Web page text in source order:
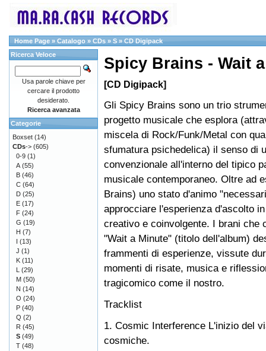
Home Page » Catalogo » CDs » S » CD Digipack
Spicy Brains - Wait
[CD Digipack]
Gli Spicy Brains sono un trio
progetto musicale che esplora
miscela di Rock/Funk/Metal con
sfumatura psichedelica) il senso di
convenzionale all'interno del tipico
musicale contemporaneo. Oltre ad
Brains) uno stato d'animo
approcciare l'esperienza d'ascolto
creativo e coinvolgente. I brani che
"Wait a Minute" (titolo dell'album)
frammenti di esperienze, vissute
momenti di risate, musica e
tragicomico come il nostro.
Tracklist
1. Cosmic Interference L'inizio del
cosmiche.
Ricerca Veloce
Usa parole chiave per
cercare il prodotto
desiderato.
Ricerca avanzata
Categorie
Boxset (14)
CDs-> (605)
0-9 (1)
A (55)
B (46)
C (64)
D (25)
E (17)
F (24)
G (19)
H (7)
I (13)
J (1)
K (11)
L (29)
M (50)
N (14)
O (24)
P (40)
Q (2)
R (45)
S (49)
T (48)